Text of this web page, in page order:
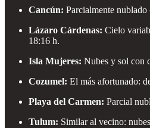
Cancún: Parcialmente
Lázaro Cárdenas: Cielo
18:16 h.
Isla Mujeres: Nubes y sol con
Cozumel: El más afortunado:
Playa del Carmen: Parcial
Tulum: Similar al vecino: